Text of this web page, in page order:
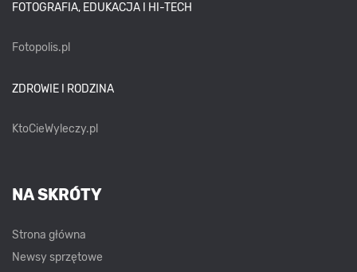
FOTOGRAFIA, EDUKACJA I HI-TECH
Fotopolis.pl
ZDROWIE I RODZINA
KtoCieWyleczy.pl
NA SKRÓTY
Strona główna
Newsy sprzętowe